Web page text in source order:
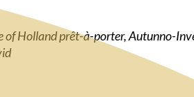
of Holland prêt-à-porter, Autunno-